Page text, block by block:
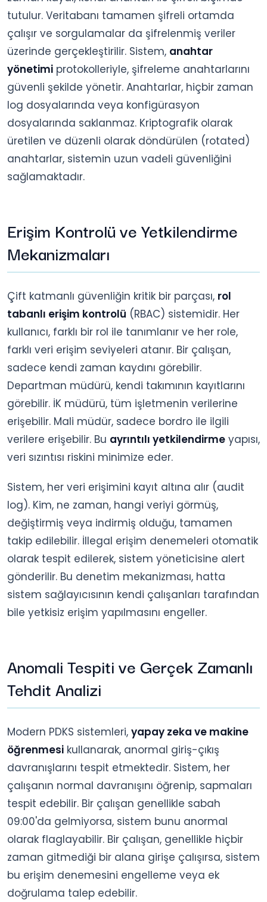
tutulur. Veritabanı tamamen şifreli ortamda
çalışır ve sorgulamalar da şifrelenmiş veriler
üzerinde gerçekleştirilir. Sistem, anahtar
yönetimi protokolleriyle, şifreleme anahtarlarını
güvenli şekilde yönetir. Anahtarlar, hiçbir zaman
log dosyalarında veya konfigürasyon
dosyalarında saklanmaz. Kriptografik olarak
üretilen ve düzenli olarak döndürülen (rotated)
anahtarlar, sistemin uzun vadeli güvenliğini
sağlamaktadır.
Erişim Kontrolü ve Yetkilendirme
Mekanizmaları
Çift katmanlı güvenliğin kritik bir parçası, rol
tabanlı erişim kontrolü (RBAC) sistemidir. Her
kullanıcı, farklı bir rol ile tanımlanır ve her role,
farklı veri erişim seviyeleri atanır. Bir çalışan,
sadece kendi zaman kaydını görebilir.
Departman müdürü, kendi takımının kayıtlarını
görebilir. İK müdürü, tüm işletmenin verilerine
erişebilir. Mali müdür, sadece bordro ile ilgili
verilere erişebilir. Bu ayrıntılı yetkilendirme yapısı,
veri sızıntısı riskini minimize eder.
Sistem, her veri erişimini kayıt altına alır (audit
log). Kim, ne zaman, hangi veriyi görmüş,
değiştirmiş veya indirmiş olduğu, tamamen
takip edilebilir. İllegal erişim denemeleri otomatik
olarak tespit edilerek, sistem yöneticisine alert
gönderilir. Bu denetim mekanizması, hatta
sistem sağlayıcısının kendi çalışanları tarafından
bile yetkisiz erişim yapılmasını engeller.
Anomali Tespiti ve Gerçek Zamanlı
Tehdit Analizi
Modern PDKS sistemleri, yapay zeka ve makine
öğrenmesi kullanarak, anormal giriş-çıkış
davranışlarını tespit etmektedir. Sistem, her
çalışanın normal davranışını öğrenip, sapmaları
tespit edebilir. Bir çalışan genellikle sabah
09:00'da gelmiyorsa, sistem bunu anormal
olarak flaglayabilir. Bir çalışan, genellikle hiçbir
zaman gitmediği bir alana girişe çalışırsa, sistem
bu erişim denemesini engelleme veya ek
doğrulama talep edebilir.